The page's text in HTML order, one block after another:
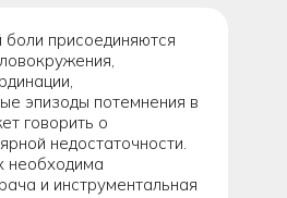
боли присоединяются
эпизоды потемнения в
говорить о
недостаточности.
необходима
и инструментальная